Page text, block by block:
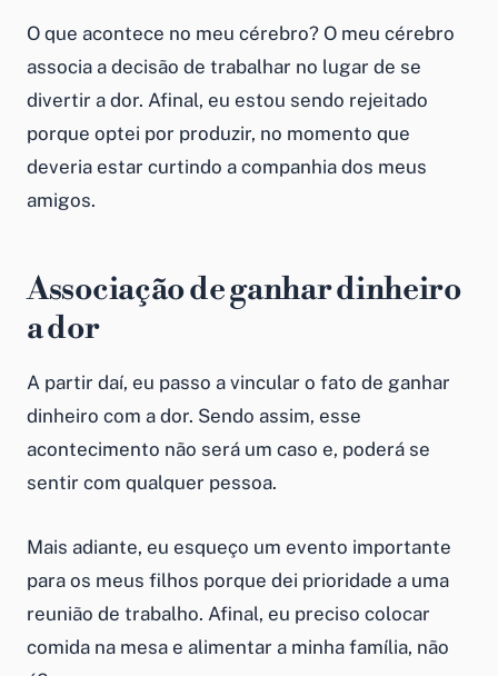
O que acontece no meu cérebro? O meu cérebro
associa a decisão de trabalhar no lugar de se
divertir a dor. Afinal, eu estou sendo rejeitado
porque optei por produzir, no momento que
deveria estar curtindo a companhia dos meus
amigos.
Associação de ganhar dinheiro
a dor
A partir daí, eu passo a vincular o fato de ganhar
dinheiro com a dor. Sendo assim, esse
acontecimento não será um caso e, poderá se
sentir com qualquer pessoa.
Mais adiante, eu esqueço um evento importante
para os meus filhos porque dei prioridade a uma
reunião de trabalho. Afinal, eu preciso colocar
comida na mesa e alimentar a minha família, não